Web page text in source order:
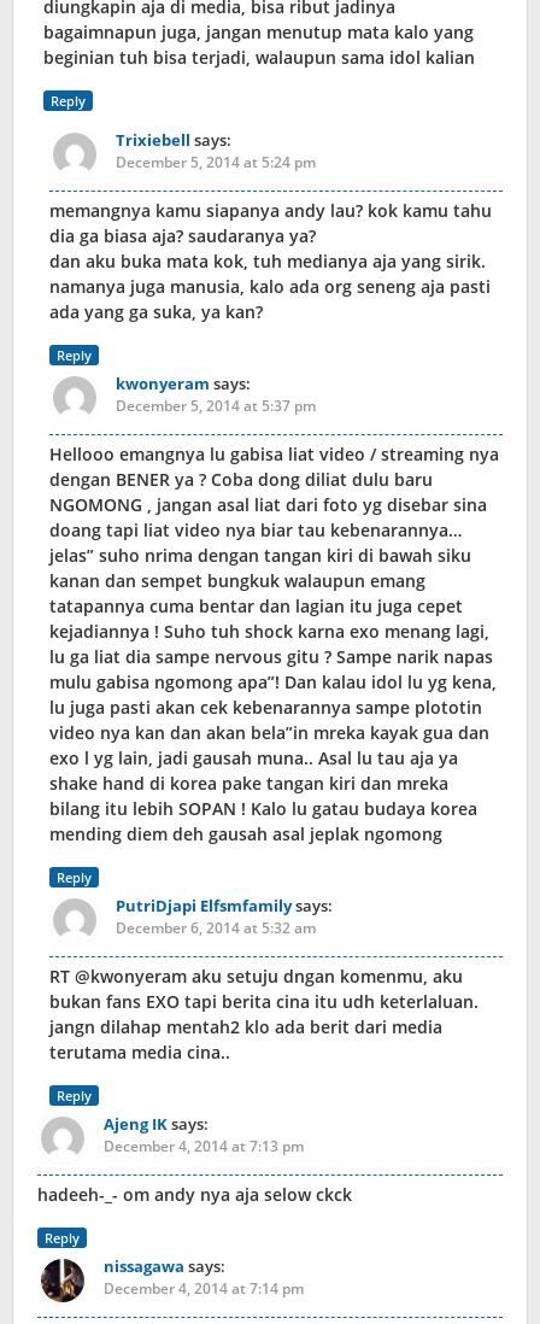
diungkapin aja di media, bisa ribut jadinya
bagaimnapun juga, jangan menutup mata kalo yang
beginian tuh bisa terjadi, walaupun sama idol kalian
Reply
Trixiebell says:
December 5, 2014 at 5:24 pm
memangnya kamu siapanya andy lau? kok kamu tahu
dia ga biasa aja? saudaranya ya?
dan aku buka mata kok, tuh medianya aja yang sirik.
namanya juga manusia, kalo ada org seneng aja pasti
ada yang ga suka, ya kan?
Reply
kwonyeram says:
December 5, 2014 at 5:37 pm
Hellooo emangnya lu gabisa liat video / streaming nya
dengan BENER ya ? Coba dong diliat dulu baru
NGOMONG , jangan asal liat dari foto yg disebar sina
doang tapi liat video nya biar tau kebenarannya…
jelas” suho nrima dengan tangan kiri di bawah siku
kanan dan sempet bungkuk walaupun emang
tatapannya cuma bentar dan lagian itu juga cepet
kejadiannya ! Suho tuh shock karna exo menang lagi,
lu ga liat dia sampe nervous gitu ? Sampe narik napas
mulu gabisa ngomong apa”! Dan kalau idol lu yg kena,
lu juga pasti akan cek kebenarannya sampe plototin
video nya kan dan akan bela”in mreka kayak gua dan
exo l yg lain, jadi gausah muna.. Asal lu tau aja ya
shake hand di korea pake tangan kiri dan mreka
bilang itu lebih SOPAN ! Kalo lu gatau budaya korea
mending diem deh gausah asal jeplak ngomong
Reply
PutriDjapi Elfsmfamilysays:
December 6, 2014 at 5:32 am
RT @kwonyeram aku setuju dngan komenmu, aku
bukan fans EXO tapi berita cina itu udh keterlaluan.
jangn dilahap mentah2 klo ada berit dari media
terutama media cina..
Reply
Ajeng IKsays:
December 4, 2014 at 7:13 pm
hadeeh-_- om andy nya aja selow ckck
Reply
nissagawa says:
December 4, 2014 at 7:14 pm